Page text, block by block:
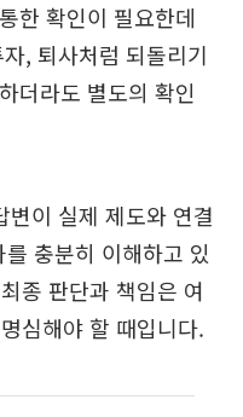
한 확인이 필요한데
, 퇴사처럼 되돌리기
더라도 별도의 확인
변이 실제 제도와 연결
충분히 이해하고 있
종 판단과 책임은 여
심해야 할 때입니다.